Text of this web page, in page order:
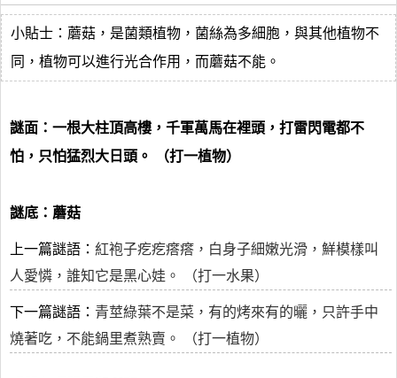
小貼士：蘑菇，是菌類植物，菌絲為多細胞，與其他植物不
同，植物可以進行光合作用，而蘑菇不能。
謎面：一根大柱頂高樓，千軍萬馬在裡頭，打雷閃電都不
怕，只怕猛烈大日頭。 （打一植物）
謎底：蘑菇
上一篇謎語： 紅袍子疙疙瘩瘩，白身子細嫩光滑，鮮模樣叫
人愛憐，誰知它是黑心娃。 （打一水果）
下一篇謎語： 青莖綠葉不是菜，有的烤來有的曬，只許手中
燒著吃，不能鍋里煮熟賣。 （打一植物）